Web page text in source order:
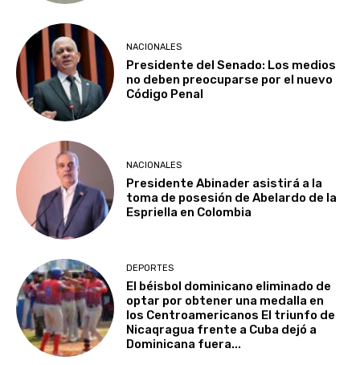
NACIONALES
Presidente del Senado: Los medios
no deben preocuparse por el nuevo
Código Penal
NACIONALES
Presidente Abinader asistirá a la
toma de posesión de Abelardo de la
Espriella en Colombia
DEPORTES
El béisbol dominicano eliminado de
optar por obtener una medalla en
los Centroamericanos El triunfo de
Nicaqragua frente a Cuba dejó a
Dominicana fuera...